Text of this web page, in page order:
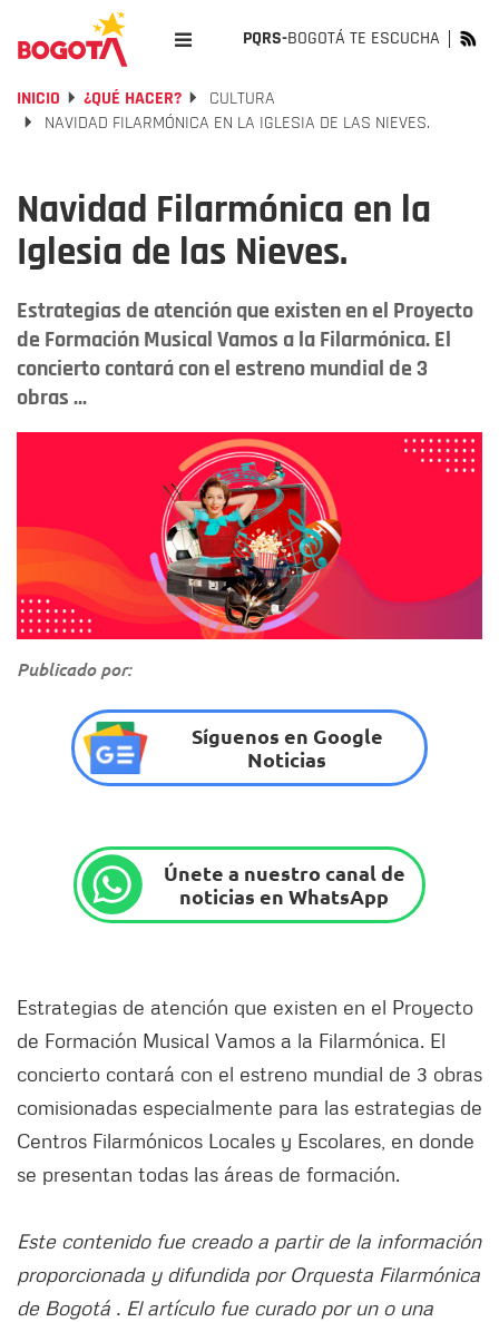
PQRS-BOGOTÁ TE ESCUCHA
INICIO ¿QUÉ HACER?
CULTURA
NAVIDAD FILARMÓNICA EN LA IGLESIA DE LAS NIEVES.
Navidad Filarmónica en la
Iglesia de las Nieves.
Estrategias de atención que existen en el Proyecto
de Formación Musical Vamos a la Filarmónica. El
concierto contará con el estreno mundial de 3
obras ...
Publicado por:
Síguenos en Google
Noticias
Únete a nuestro canal de
noticias en WhatsApp
Estrategias de atención que existen en el Proyecto
de Formación Musical Vamos a la Filarmónica. El
concierto contará con el estreno mundial de 3 obras
comisionadas especialmente para las estrategias de
Centros Filarmónicos Locales y Escolares, en donde
se presentan todas las áreas de formación.
Este contenido fue creado a partir de la información
proporcionada y difundida por Orquesta Filarmónica
de Bogotá . El artículo fue curado por un o una